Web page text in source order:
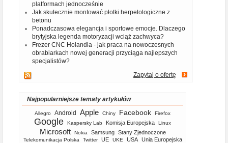
platformach jednocześnie
Jak skutecznie montować płotki herpetologiczne z
betonu
Ponadczasowa elegancja i sportowe emocje. Dlaczego
brytyjska legenda motoryzacji wciąż zachwyca?
Frezer CNC Holandia - jak praca na nowoczesnych
obrabiarkach nowej generacji przyciąga najlepszych
specjalistów?
Zapytaj o ofertę
Najpopularniejsze tematy artykułów
Allegro Android Apple Chiny Facebook Firefox
Google Kaspersky Lab Komisja Europejska Linux
Microsoft Nokia Samsung Stany Zjednoczone
Telekomunikacja Polska Twitter UE UKE USA Unia Europejska